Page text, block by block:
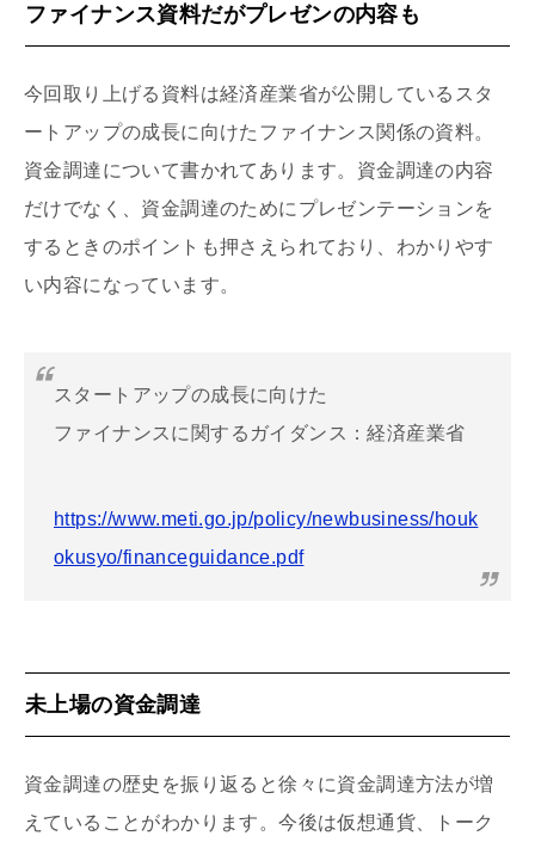
ファイナンス資料だがプレゼンの内容も
今回取り上げる資料は経済産業省が公開しているスタ
ートアップの成長に向けたファイナンス関係の資料。
資金調達について書かれてあります。資金調達の内容
だけでなく、資金調達のためにプレゼンテーションを
するときのポイントも押さえられており、わかりやす
い内容になっています。
スタートアップの成長に向けた
ファイナンスに関するガイダンス：経済産業省
https://www.meti.go.jp/policy/newbusiness/houk
okusyo/financeguidance.pdf
未上場の資金調達
資金調達の歴史を振り返ると徐々に資金調達方法が増
えていることがわかります。今後は仮想通貨、トーク